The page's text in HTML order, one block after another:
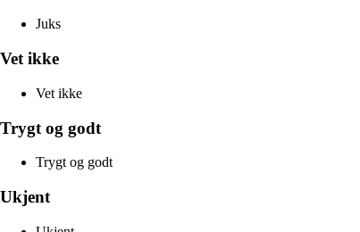
Juks
Vet ikke
Vet ikke
Trygt og godt
Trygt og godt
Ukjent